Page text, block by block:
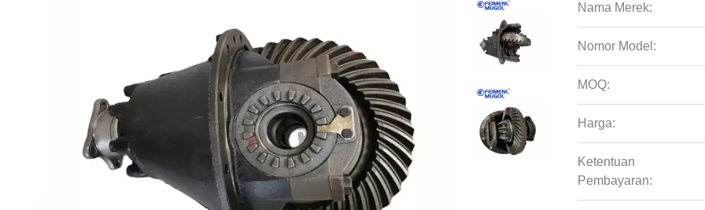
Nama Merek:
Nomor Model:
MOQ:
Harga:
Ketentuan
Pembayaran: